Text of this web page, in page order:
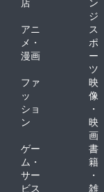
ジ
アニ
メ・
漫画
ス
ポ
ー
ツ
ファ
ッ
ショ
ン
映
像
・
映
画
ゲー
ム・
サー
ビス
書
籍
・
雑